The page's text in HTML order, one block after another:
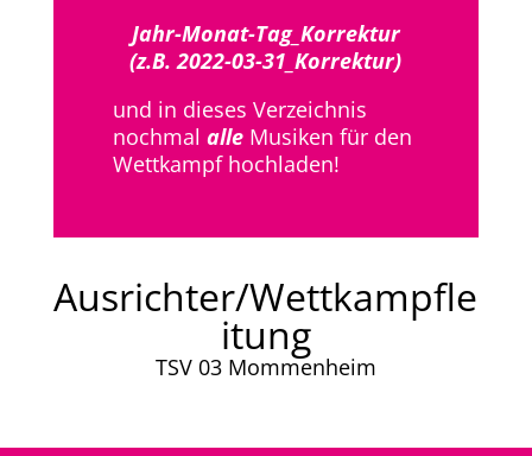
Jahr-Monat-Tag_Korrektur
(z.B. 2022-03-31_Korrektur)
und in dieses Verzeichnis
nochmal alleMusiken für den
Wettkampf hochladen!
Ausrichter/Wettkampfle
itung
TSV 03 Mommenheim